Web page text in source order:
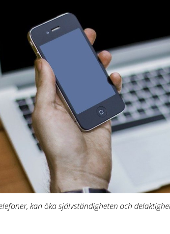
kan öka självständigheten och